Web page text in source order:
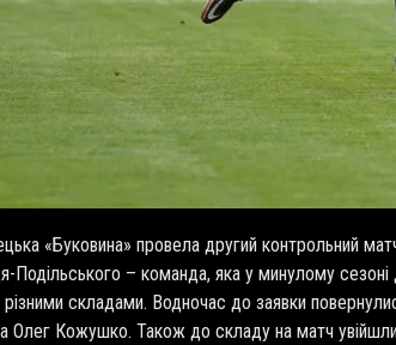
«Буковина» провела другий контрольний
Подільського – команда, яка у минулому
складами. Водночас до заявки
Олег Кожушко. Також до складу на матч